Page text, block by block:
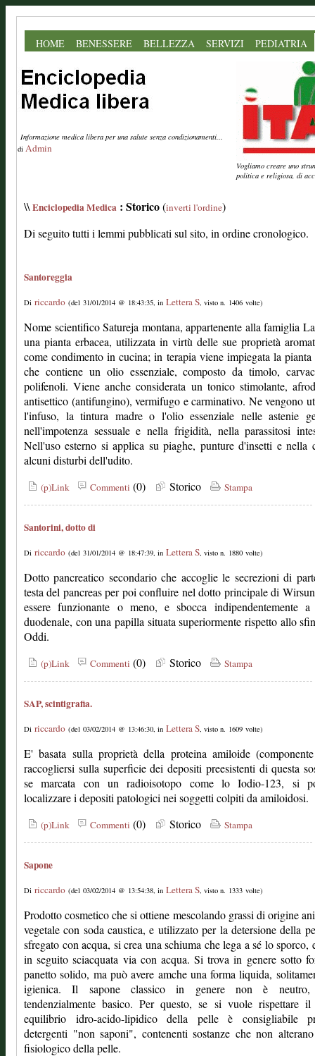
HOME BENESSERE BELLEZZA SERVIZI PEDIATRIA
Informazione medica libera per una salute senza condizionamenti...
di Admin
Vogliamo creare uno
politica e religiosa, di
\\Enciclopedia Medica : Storico(inverti l'ordine)
Di seguito tutti i lemmi pubblicati sul sito, in ordine cronologico.
Santoreggia
Di riccardo (del 31/01/2014 @ 18:43:35, in Lettera S, visto n. 1406 volte)
Nome scientifico Satureja montana, appartenente alla famiglia
una pianta erbacea, utilizzata in virtù delle sue proprietà
come condimento in cucina; in terapia viene impiegata la
che contiene un olio essenziale, composto da timolo,
polifenoli. Viene anche considerata un tonico stimolante,
antisettico (antifungino), vermifugo e carminativo. Ne vengono
l'infuso, la tintura madre o l'olio essenziale nelle astenie
nell'impotenza sessuale e nella frigidità, nella parassitosi
Nell'uso esterno si applica su piaghe, punture d'insetti e nella
alcuni disturbi dell'udito.
(p)Link Commenti (0) Storico Stampa
Santorini, dotto di
Di riccardo (del 31/01/2014 @ 18:47:39, in Lettera S, visto n. 1880 volte)
Dotto pancreatico secondario che accoglie le secrezioni di
testa del pancreas per poi confluire nel dotto principale di
essere funzionante o meno, e sbocca indipendentemente
duodenale, con una papilla situata superiormente rispetto allo
Oddi.
(p)Link Commenti (0) Storico Stampa
SAP, scintigrafia.
Di riccardo (del 03/02/2014 @ 13:46:30, in Lettera S, visto n. 1609 volte)
E' basata sulla proprietà della proteina amiloide
raccogliersi sulla superficie dei depositi preesistenti di questa
se marcata con un radioisotopo come lo Iodio-123, si
localizzare i depositi patologici nei soggetti colpiti da amiloidosi.
(p)Link Commenti (0) Storico Stampa
Sapone
Di riccardo (del 03/02/2014 @ 13:54:38, in Lettera S, visto n. 1333 volte)
Prodotto cosmetico che si ottiene mescolando grassi di origine
vegetale con soda caustica, e utilizzato per la detersione della
sfregato con acqua, si crea una schiuma che lega a sé lo sporco,
in seguito sciacquata via con acqua. Si trova in genere sotto
panetto solido, ma può avere amche una forma liquida,
igienica. Il sapone classico in genere non è neutro,
tendenzialmente basico. Per questo, se si vuole rispettare il
equilibrio idro-acido-lipidico della pelle è consigliabile
detergenti "non saponi", contenenti sostanze che non
fisiologico della pelle.